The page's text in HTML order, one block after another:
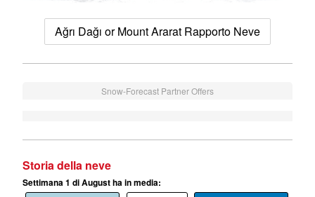
Ağrı Dağı or Mount Ararat Rapporto Neve
Snow-Forecast Partner Offers
Storia della neve
Settimana 1 di August ha in media: